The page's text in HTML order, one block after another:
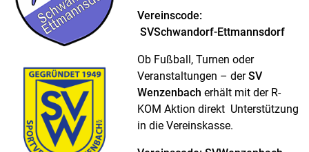
Vereinscode:
SVSchwandorf-Ettmannsdorf
Ob Fußball, Turnen oder
Veranstaltungen – derSV
Wenzenbach erhält mit der R-
KOM Aktion direkt Unterstützung
in die Vereinskasse.